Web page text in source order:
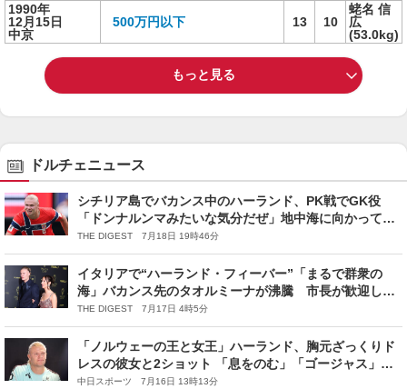
1990年
12月15日
中京
500万円以下 13 10
蛯名 信
広
(53.0kg)
もっと見る
ドルチェニュース
シチリア島でバカンス中のハーランド、PK戦でGK役
「ドンナルンマみたいな気分だぜ」地中海に向かって豪
快ドライバーショットも
THE DIGEST 7月18日 19時46分
イタリアで“ハーランド・フィーバー”「まるで群衆の
海」バカンス先のタオルミーナが沸騰 市長が歓迎し、
ディナーはドルガバCEOとともに
THE DIGEST 7月17日 4時5分
「ノルウェーの王と女王」ハーランド、胸元ざっくりド
レスの彼女と2ショット 「息をのむ」「ゴージャス」カ
ップルコーデにファン騒然
中日スポーツ 7月16日 13時13分